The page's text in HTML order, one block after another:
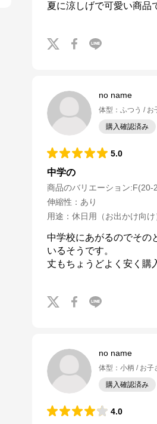
夏に涼しげで可愛い商品
no name
体型 ： ふつう お
購入確認済み
5.0
中学の
商品のバリエーション:F(20-
伸縮性 ： あり
用途 ： 休日用（お出かけ向け
中学校にあがるのでその
いるそうです。
丈もちょうどよく安く購
no name
体型 ： 小柄 お子
購入確認済み
4.0